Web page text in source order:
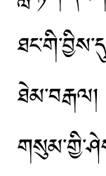
ཐེམ་བརྒལ།